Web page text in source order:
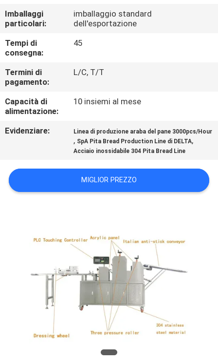
VISITA
ALLA
FABBRICA
CONTROLLO
DELLA
QUALITÀ
CONTATTACI
CHIEDI UN
PREVENTIVO
PRIVACY
Imballaggi
particolari:
imballaggio standard
dell'esportazione
Tempi di
consegna:
45
Termini di
pagamento:
L/C, T/T
Capacità di
alimentazione:
10 insiemi al mese
Evidenziare: Linea di produzione araba del pane 3000pcs/Hour
, SpA Pita Bread Production Line di DELTA,
Acciaio inossidabile 304 Pita Bread Line
MIGLIOR PREZZO